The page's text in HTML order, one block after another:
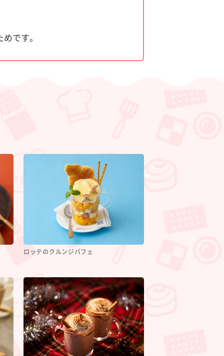
です。
ロッテのクルンジパフェ